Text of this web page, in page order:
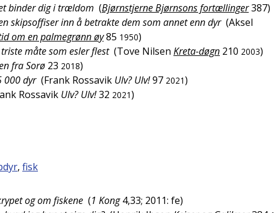
binder dig i trældom (Bjørnstjerne Bjørnsons fortællinger387)
skipsoffiser inn å betrakte dem som annet enn dyr (Aksel
om en palmegrønn øy85 1950)
måte som esler flest (Tove Nilsen Kreta-døgn 210 2003)
fra Sorø 23 2018)
000 dyr (Frank Rossavik Ulv? Ulv!97 2021)
Rossavik Ulv? Ulv!32 2021)
, fisk
og om fiskene (1 Kong 4,33; 2011: fe)